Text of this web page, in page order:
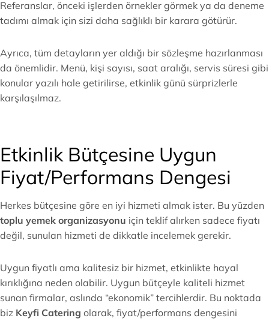
Referanslar, önceki işlerden örnekler görmek ya da deneme
tadımı almak için sizi daha sağlıklı bir karara götürür.
Ayrıca, tüm detayların yer aldığı bir sözleşme hazırlanması
da önemlidir. Menü, kişi sayısı, saat aralığı, servis süresi gibi
konular yazılı hale getirilirse, etkinlik günü sürprizlerle
karşılaşılmaz.
Etkinlik Bütçesine Uygun
Fiyat/Performans Dengesi
Herkes bütçesine göre en iyi hizmeti almak ister. Bu yüzden
toplu yemek organizasyonu için teklif alırken sadece fiyatı
değil, sunulan hizmeti de dikkatle incelemek gerekir.
Uygun fiyatlı ama kalitesiz bir hizmet, etkinlikte hayal
kırıklığına neden olabilir. Uygun bütçeyle kaliteli hizmet
sunan firmalar, aslında “ekonomik” tercihlerdir. Bu noktada
biz Keyfi Catering olarak, fiyat/performans dengesini